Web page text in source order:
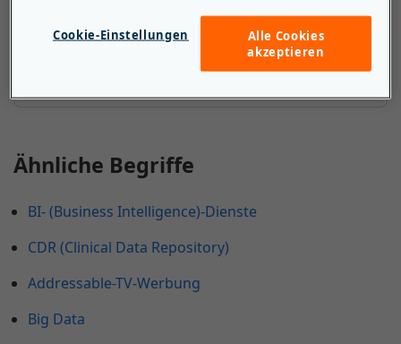
noch Akten in Papierform verwenden, sollten einen
Wechsel zu einem CPR-System erwägen, um die
Prozesse und die Gesamteffizienz zu optimieren.
Ähnliche Begriffe
BI- (Business Intelligence)-Dienste
CDR (Clinical Data Repository)
Addressable-TV-Werbung
Big Data
Cookie-Einstellungen
Alle Cookies
akzeptieren